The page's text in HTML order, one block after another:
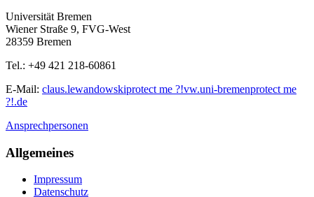
Universität Bremen
Wiener Straße 9, FVG-West
28359 Bremen
Tel.: +49 421 218-60861
E-Mail: claus.lewandowskiprotect me ?!vw.uni-bremenprotect me
?!.de
Ansprechpersonen
Allgemeines
Impressum
Datenschutz